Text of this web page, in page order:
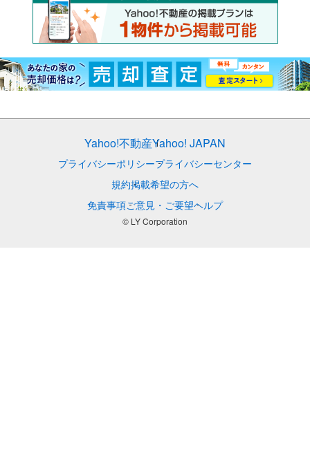
Yahoo!不動産Yahoo! JAPAN
プライバシーポリシープライバシーセンター
規約掲載希望の方へ
免責事項ご意見・ご要望ヘルプ
© LY Corporation